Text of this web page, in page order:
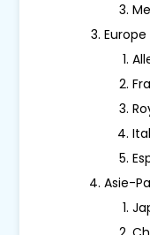
Europe
Asie-